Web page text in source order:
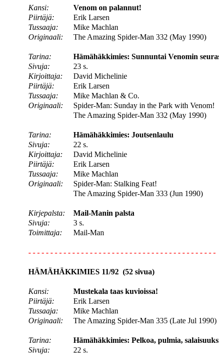
Kansi:
Venom on palannut!
Piirtäjä:
Erik Larsen
Tussaaja:
Mike Machlan
Originaali:
The Amazing Spider-Man 332 (May 1990)
Tarina:
Hämähäkkimies: Sunnuntai Venomin
Sivuja:
23 s.
Kirjoittaja:
David Michelinie
Piirtäjä:
Erik Larsen
Tussaaja:
Mike Machlan & Co.
Originaali:
Spider-Man: Sunday in the Park with Venom!
The Amazing Spider-Man 332 (May 1990)
Tarina:
Hämähäkkimies: Joutsenlaulu
Sivuja:
22 s.
Kirjoittaja:
David Michelinie
Piirtäjä:
Erik Larsen
Tussaaja:
Mike Machlan
Originaali:
Spider-Man: Stalking Feat!
The Amazing Spider-Man 333 (Jun 1990)
Kirjepalsta:
Mail-Manin palsta
Sivuja:
3 s.
Toimittaja:
Mail-Man
- - - - - - - - - - - - - - - - - - - - - - - - - - - - - - - - - - - - - - - - - - -
HÄMÄHÄKKIMIES 11/92 (52 sivua)
Kansi:
Mustekala taas kuvioissa!
Piirtäjä:
Erik Larsen
Tussaaja:
Mike Machlan
Originaali:
The Amazing Spider-Man 335 (Late Jul 1990)
Tarina:
Hämähäkkimies: Pelkoa, pulmia,
Sivuja:
22 s.